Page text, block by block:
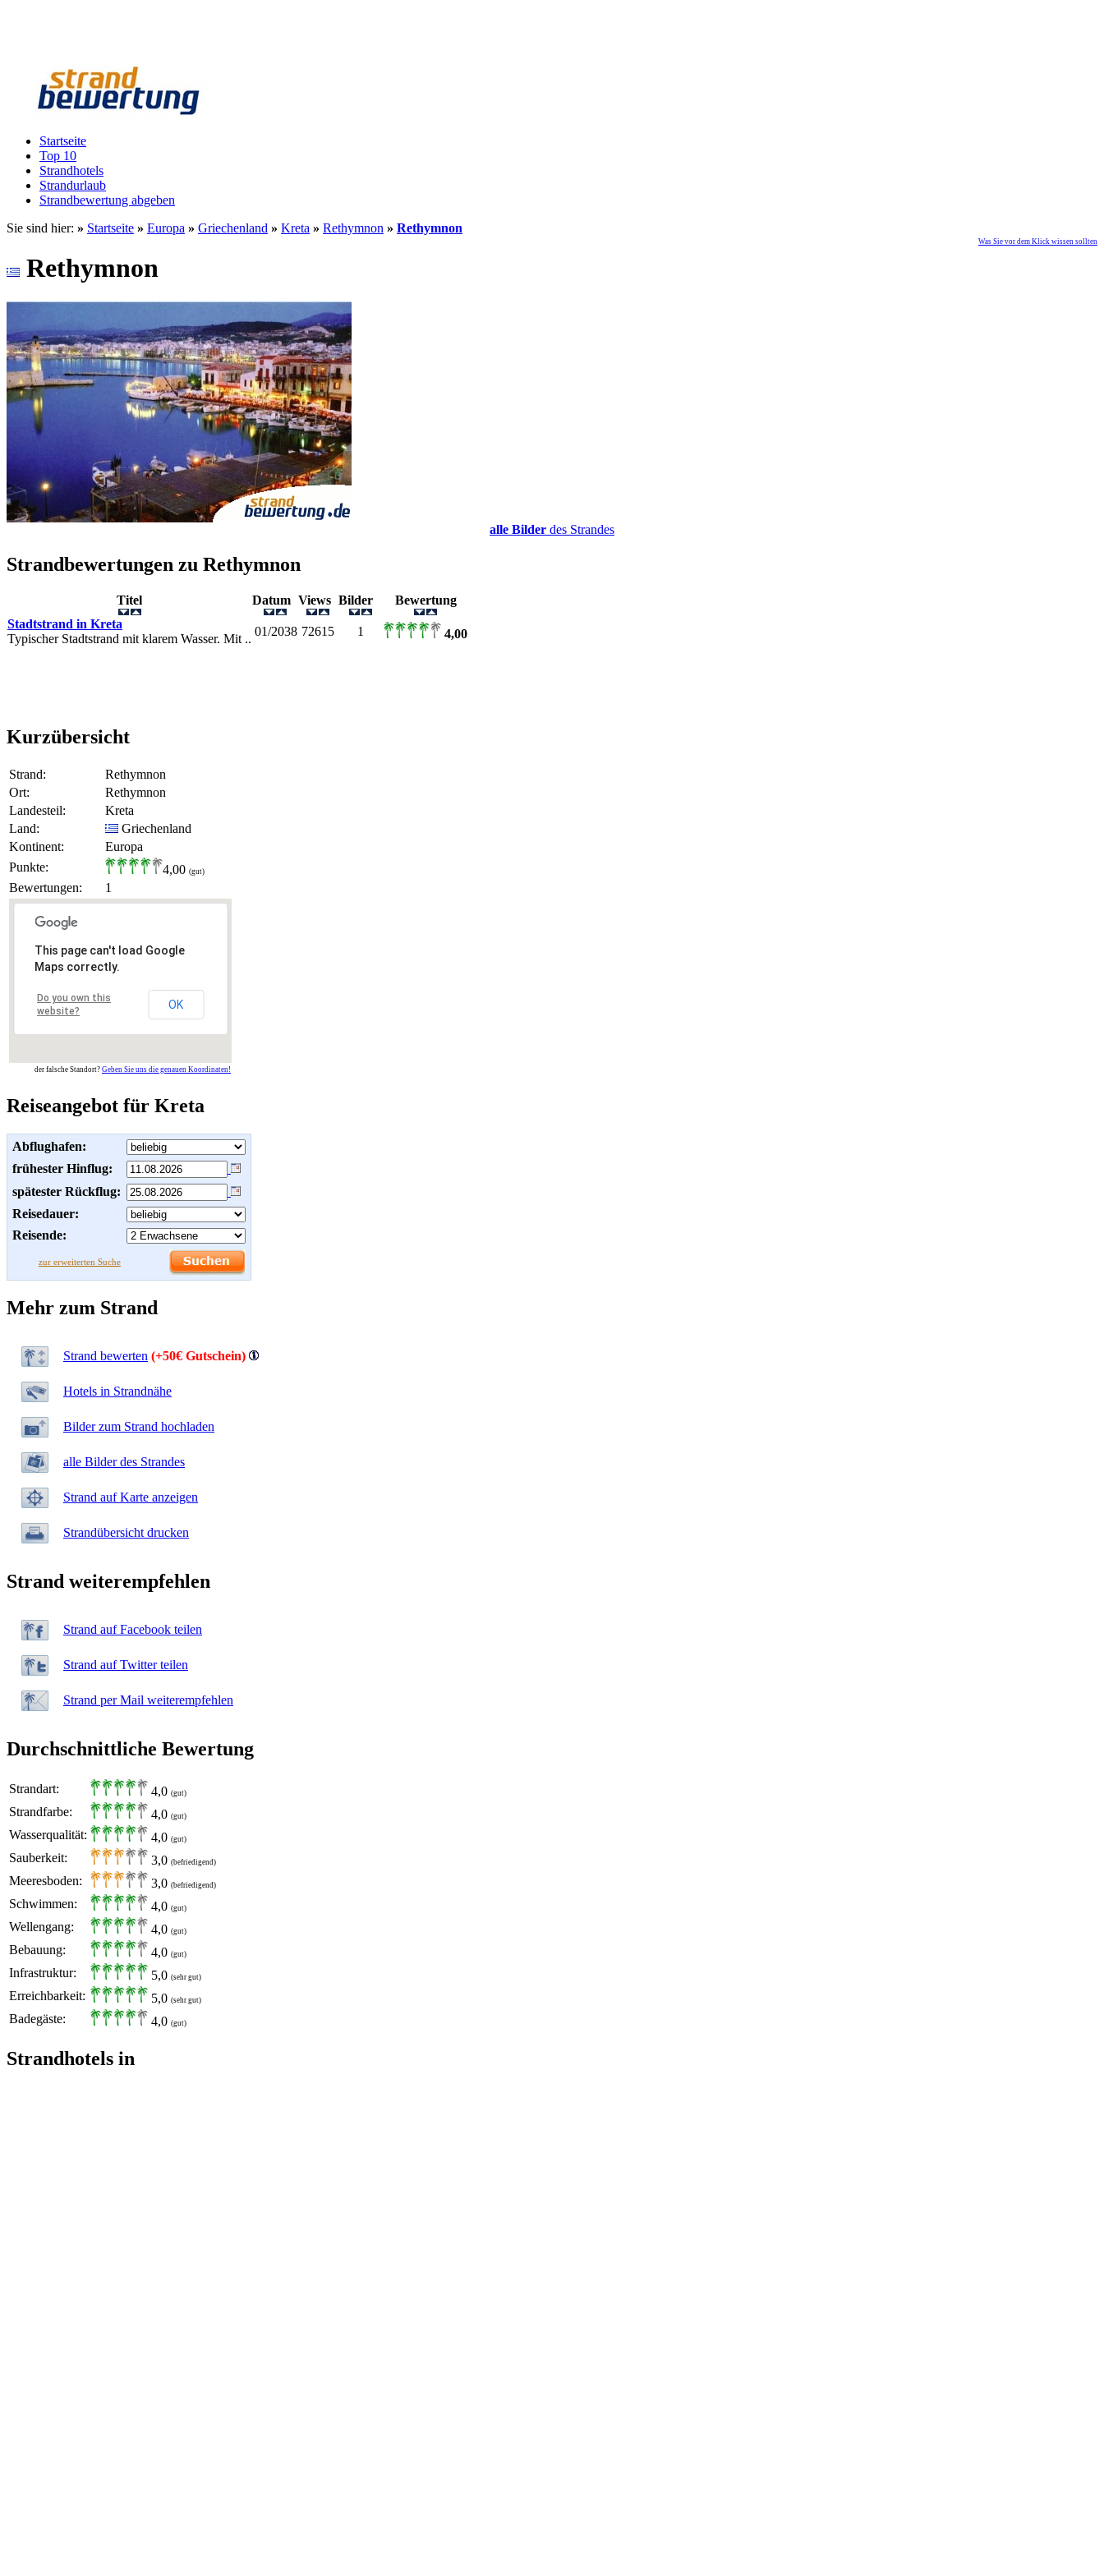
Startseite
Top 10
Strandhotels
Strandurlaub
Strandbewertung abgeben
Was Sie vor dem Klick wissen sollten
Sie sind hier: » Startseite » Europa » Griechenland » Kreta » Rethymnon » Rethymnon
Rethymnon
alle Bilder des Strandes
Strandbewertungen zu Rethymnon
Titel Datum Views Bilder
Bewertung
Stadtstrand in Kreta
Typischer Stadtstrand mit klarem Wasser. Mit ..
01/2038 72615 1 4,00
Kurzübersicht
Strand:
Rethymnon
Ort:
Rethymnon
Landesteil:
Kreta
Land:
Griechenland
Kontinent:
Europa
Punkte:
4,00 (gut)
Bewertungen: 1
This page can't load Google
Maps correctly.
Do you own this
website?
OK
der falsche Standort? Geben Sie uns die genauen Koordinaten!
Reiseangebot für Kreta
Abflughafen:
frühester Hinflug:
spätester Rückflug:
Reisedauer:
Reisende:
zur erweiterten Suche
Mehr zum Strand
Strand bewerten (+50€ Gutschein)
Hotels in Strandnähe
Bilder zum Strand hochladen
alle Bilder des Strandes
Strand auf Karte anzeigen
Strandübersicht drucken
Strand weiterempfehlen
Strand auf Facebook teilen
Strand auf Twitter teilen
Strand per Mail weiterempfehlen
Durchschnittliche Bewertung
Strandart: 4,0 (gut)
Strandfarbe: 4,0 (gut)
Wasserqualität: 4,0 (gut)
Sauberkeit: 3,0 (befriedigend)
Meeresboden: 3,0 (befriedigend)
Schwimmen: 4,0 (gut)
Wellengang: 4,0 (gut)
Bebauung: 4,0 (gut)
Infrastruktur: 5,0 (sehr gut)
Erreichbarkeit: 5,0 (sehr gut)
Badegäste: 4,0 (gut)
Strandhotels in